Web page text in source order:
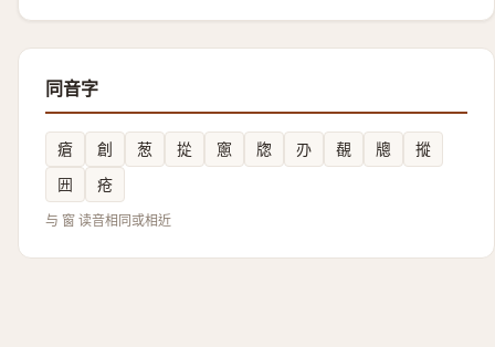
同音字
瘡 創 葱 㧿 窻 牎 刅 䚎 牕
摐
㘟
疮
与 窗 读音相同或相近